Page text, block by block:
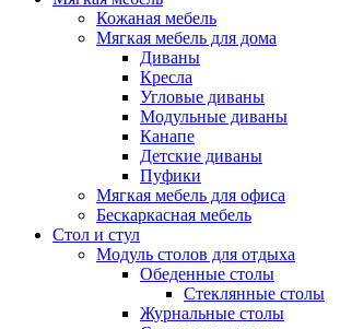
Кожаная мебель
Мягкая мебель для дома
Диваны
Кресла
Угловые диваны
Модульные диваны
Канапе
Детские диваны
Пуфики
Мягкая мебель для офиса
Бескаркасная мебель
Стол и стул
Модуль столов для отдыха
Обеденные столы
Стеклянные столы
Журнальные столы